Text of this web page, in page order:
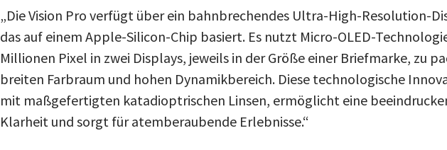
„Die Vision Pro verfügt über ein bahnbrechendes Ultra-High-Resolution-
das auf einem Apple-Silicon-Chip basiert. Es nutzt Micro-OLED-
Millionen Pixel in zwei Displays, jeweils in der Größe einer Briefmarke, zu
breiten Farbraum und hohen Dynamikbereich. Diese technologische
mit maßgefertigten katadioptrischen Linsen, ermöglicht eine
Klarheit und sorgt für atemberaubende Erlebnisse.“